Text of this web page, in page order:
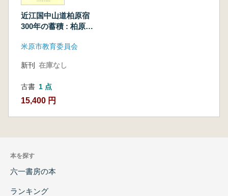
近江国中山道柏原宿
300年の蓄積 : 柏原宿
冊揃
米原市教育委員会
新刊 在庫なし
古書 1 点
15,400 円
本を探す
六一書房の本
ランキング